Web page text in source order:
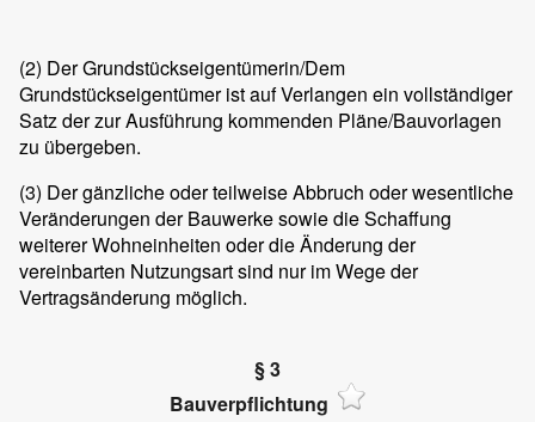
(2) Der Grundstückseigentümerin/Dem
Grundstückseigentümer ist auf Verlangen ein vollständiger
Satz der zur Ausführung kommenden Pläne/Bauvorlagen
zu übergeben.
(3) Der gänzliche oder teilweise Abbruch oder wesentliche
Veränderungen der Bauwerke sowie die Schaffung
weiterer Wohneinheiten oder die Änderung der
vereinbarten Nutzungsart sind nur im Wege der
Vertragsänderung möglich.
§ 3
Bauverpflichtung